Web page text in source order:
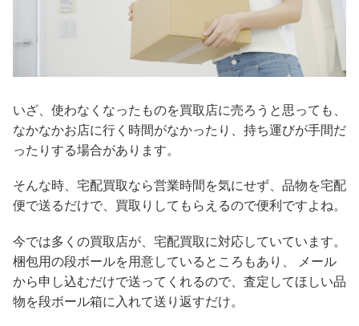
いざ、使わなくなったものを買取店に売ろうと思っても、
なかなかお店に行く時間がなかったり、持ち運びが手間だ
ったりする場合があります。
そんな時、宅配買取なら営業時間を気にせず、品物を宅配
便で送るだけで、買取りしてもらえるので便利ですよね。
今では多くの買取店が、宅配買取に対応していています。
梱包用の段ボールを用意しているところもあり、 メール
から申し込むだけで送ってくれるので、査定してほしい品
物を段ボール箱に入れて送り返すだけ。